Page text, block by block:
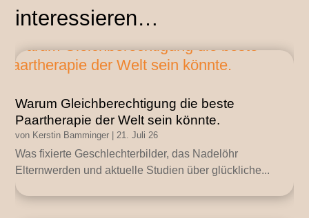
interessieren…
Warum Gleichberechtigung die beste
Paartherapie der Welt sein könnte.
von Kerstin Bamminger |21. Juli 26
Was fixierte Geschlechterbilder, das Nadelöhr
Elternwerden und aktuelle Studien über glückliche...